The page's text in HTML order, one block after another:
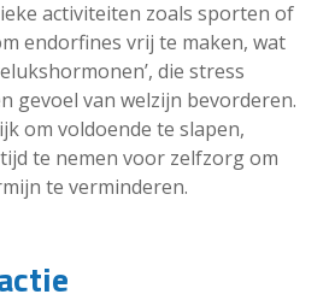
activiteiten zoals sporten of
endorfines vrij te maken, wat
die stress
gevoel van welzijn bevorderen.
om voldoende te slapen,
te nemen voor zelfzorg om
te verminderen.